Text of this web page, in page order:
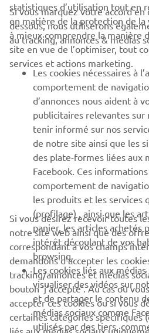
CORPORATE
BUSINESS
PLUS YAMAHA
SUPPORT
NEWSLETTER
Découvrez en exclusivité les
spéciaux, les nouveautés et bien
Lisez notre politique de
nous traitons vos données
Confidentialité
statistiques d’utilisation tout en
en matière de la protection de la
à mieux comprendre la manière
site en vue de l’optimiser, tout
services et actions marketing.
Si vous marquez votre accord
dessous, nous utiliserons
au tracking, annonces & médias
Les cookies nécessaires à
comportement de
d’annonces nous aident à
publicitaires relevantes sur
tenir informé sur nos
de notre site ainsi que les
des plate-formes liées aux
Facebook. Ces
comportement de
les produits et les
(profilage) , ainsi que les
panier, les articles achetés
intérêt découlant de vos
browsing.
Les cookies liés aux
visualiser des vidéos sur
et de partager le contenu
médias sociaux comme
utilisés par des tiers,
Si vous désirez recevoir toutes
notre site web ainsi que des
correspondant à vos champs
demandons d’accepter les
tracking/annonces et médias
bouton ‘j’accepte’. Au cas où
accepter ces cookies ou si vous
certaines catégories spécifiques
liés aux médias sociaux